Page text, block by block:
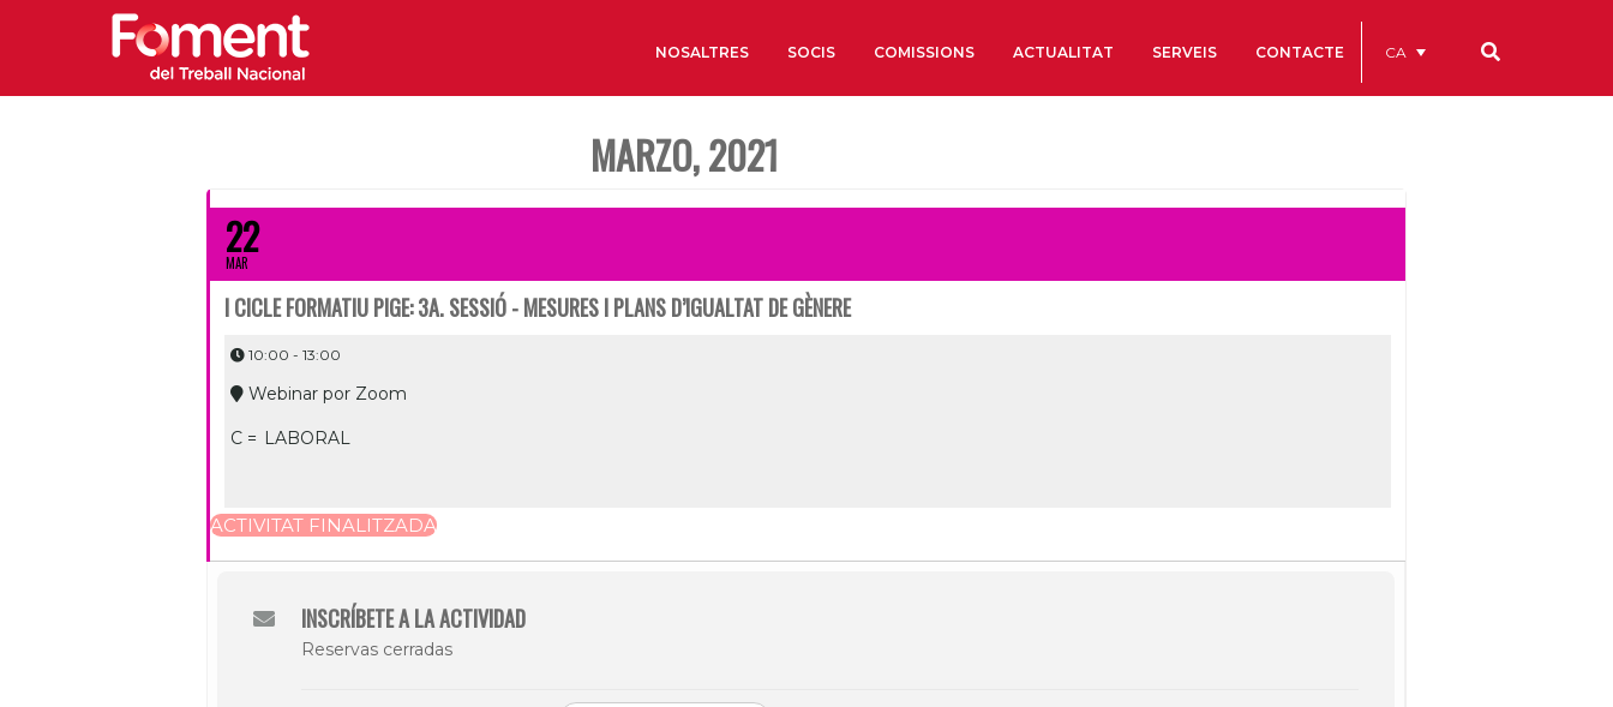
NOSALTRES SOCIS COMISSIONS ACTUALITAT SERVEIS CONTACTE CA
MARZO, 2021
22
MAR
I CICLE FORMATIU PIGE: 3A. SESSIÓ - MESURES I PLANS D’IGUALTAT DE GÈNERE
10:00 - 13:00
Webinar por Zoom
C = LABORAL
ACTIVITAT FINALITZADA
INSCRÍBETE A LA ACTIVIDAD
Reservas cerradas